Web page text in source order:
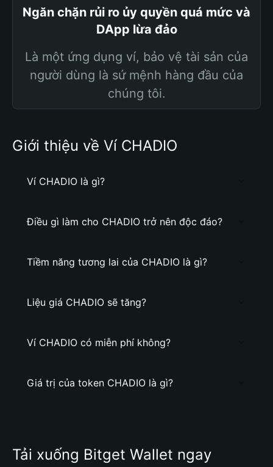
Ngăn chặn rủi ro ủy quyền quá mức và
DApp lừa đảo
Là một ứng dụng ví, bảo vệ tài sản của
người dùng là sứ mệnh hàng đầu của
chúng tôi.
Giới thiệu về Ví CHADIO
Ví CHADIO là gì?
Điều gì làm cho CHADIO trở nên độc đáo?
Tiềm năng tương lai của CHADIO là gì?
Liệu giá CHADIO sẽ tăng?
Ví CHADIO có miễn phí không?
Giá trị của token CHADIO là gì?
Tải xuống Bitget Wallet ngay